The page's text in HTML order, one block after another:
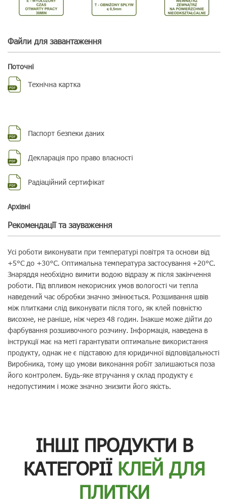
Файли для завантаження
Поточні
Технічна картка
Паспорт безпеки даних
Декларація про право власності
Радіаційний сертифікат
Aрхівні
Рекомендації та зауваження
Усі роботи виконувати при температурі повітря та основи від
+5°C до +30°C. Оптимальна температура застосування +20°C.
Знаряддя необхідно вимити водою відразу ж після закінчення
роботи. Під впливом некорисних умов вологості чи тепла
наведений час обробки значно змінюється. Розшивання швів
між плитками слід виконувати після того, як клей повністю
висохне, не раніше, ніж через 48 годин. Інакше може дійти до
фарбування розшивочного розчину. Інформація, наведена в
інструкції має на меті гарантувати оптимальне використання
продукту, однак не є підставою для юридичної відповідальності
Виробника, тому що умови виконання робіт залишаються поза
його контролем. Будь-яке втручання у склад продукту є
недопустимим і може значно знизити його якість.
ІНШІ ПРОДУКТИ В
КАТЕГОРІЇ КЛЕЙ ДЛЯ
ПЛИТКИ